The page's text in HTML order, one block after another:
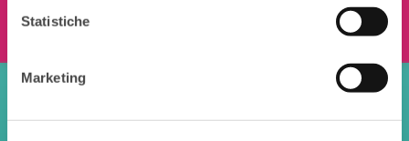
Statistiche
Marketing